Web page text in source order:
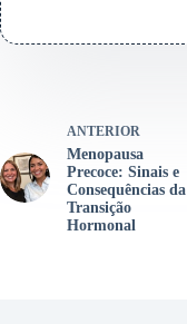
ANTERIOR
Menopausa
Precoce: Sinais e
Consequências da
Transição
Hormonal